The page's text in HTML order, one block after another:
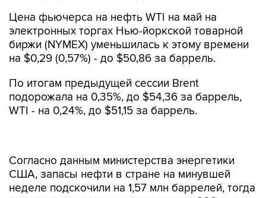
Цена фьючерса на нефть WTI на май на
электронных торгах Нью-йоркской товарной
биржи (NYMEX) уменьшилась к этому времени
на $0,29 (0,57%) - до $50,86 за баррель.
По итогам предыдущей сессии Brent
подорожала на 0,35%, до $54,36 за баррель,
WTI - на 0,24%, до $51,15 за баррель.
неделе подскочили на 1,57 млн баррелей, тогда
как эксперты ожидали снижения на 200 тыс.
баррелей.